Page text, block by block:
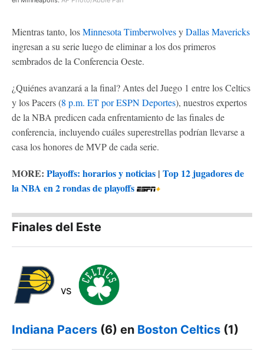
Mientras tanto, losMinnesota TimberwolvesyDallas Mavericks
ingresan a su serie luego de eliminar a los dos primeros
sembrados de la Conferencia Oeste.
¿Quiénes avanzará a la final? Antes del Juego 1 entre los Celtics
y los Pacers (8 p.m. ET por ESPN Deportes), nuestros expertos
de la NBA predicen cada enfrentamiento de las finales de
conferencia, incluyendo cuáles superestrellas podrían llevarse a
casa los honores de MVP de cada serie.
MORE: Playoffs: horarios y noticias | Top 12 jugadores de
la NBA en 2 rondas de playoffs
Finales del Este
Indiana Pacers (6) en Boston Celtics (1)